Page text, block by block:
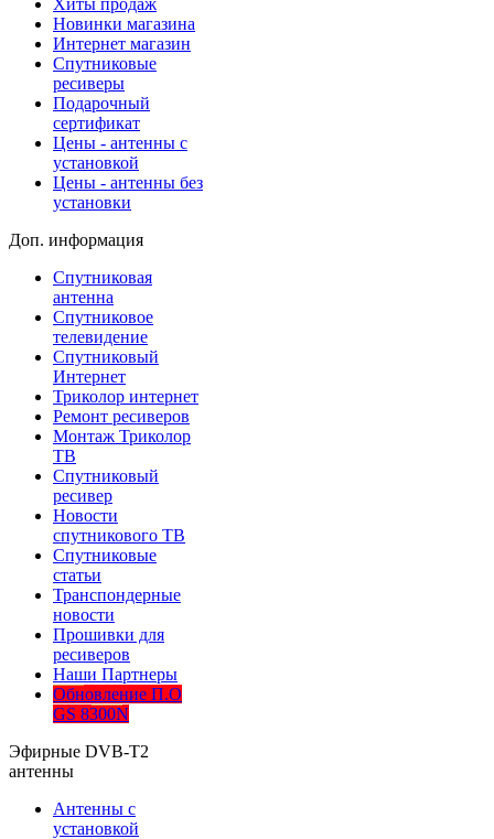
Новинки магазина
Интернет магазин
Спутниковые
ресиверы
Подарочный
сертификат
Цены - антенны с
установкой
Цены - антенны без
установки
Доп. информация
Спутниковая
антенна
Спутниковое
телевидение
Спутниковый
Интернет
Триколор интернет
Ремонт ресиверов
Монтаж Триколор
ТВ
Спутниковый
ресивер
Новости
спутникового ТВ
Спутниковые
статьи
Транспондерные
новости
Прошивки для
ресиверов
Наши Партнеры
Обновление П.О
GS 8300N
Эфирные DVB-T2
антенны
Антенны с
установкой